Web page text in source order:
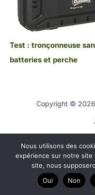
Test : tronçonneuse
batteries et perche
Copyright ©
Nous utilisons des
expérience sur notre site
site, nous
Oui
Non